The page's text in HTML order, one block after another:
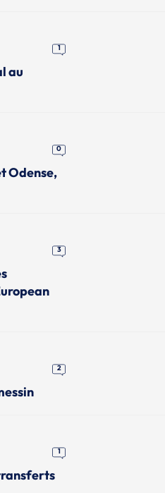
1
au
0
Odense,
3
2
1